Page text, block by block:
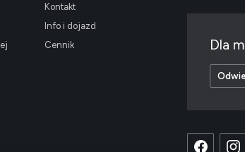
Kontakt
Info i dojazd
Cennik
Dla